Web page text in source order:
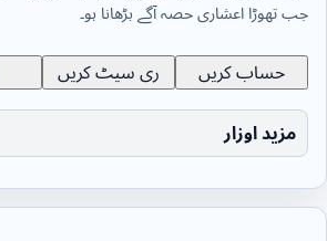
جب تھوڑا اعشاری حصہ آگے بڑھانا ہو۔
حساب کریں ری سیٹ کریں
مزید اوزار